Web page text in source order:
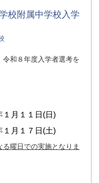
校附属中学校入学
令和８年度入学者選考を
月１１日(日)
１７日(土)
曜日での実施となりま